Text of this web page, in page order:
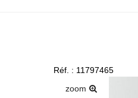
Réf. : 11797465
zoom